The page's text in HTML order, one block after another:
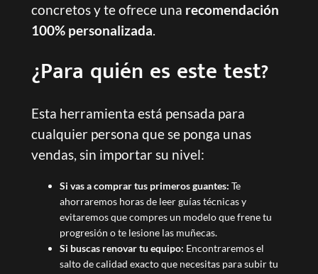
concretos y te ofrece una recomendación
100% personalizada.
¿Para quién es este test?
Esta herramienta está pensada para
cualquier persona que se ponga unas
vendas, sin importar su nivel:
Si vas a comprar tus primeros guantes: Te
ahorraremos horas de leer guías técnicas y
evitaremos que compres un modelo que frene tu
progresión o te lesione las muñecas.
Si buscas renovar tu equipo: Encontraremos el
salto de calidad exacto que necesitas para subir tu